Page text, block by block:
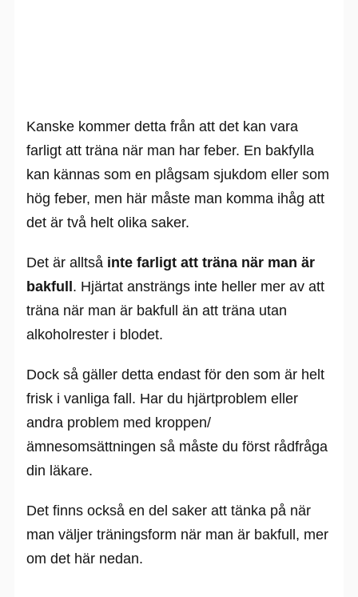
Kanske kommer detta från att det kan vara
farligt att träna när man har feber. En bakfylla
kan kännas som en plågsam sjukdom eller som
hög feber, men här måste man komma ihåg att
det är två helt olika saker.
Det är alltså inte farligt att träna när man är
bakfull . Hjärtat ansträngs inte heller mer av att
träna när man är bakfull än att träna utan
alkoholrester i blodet.
Dock så gäller detta endast för den som är helt
frisk i vanliga fall. Har du hjärtproblem eller
andra problem med kroppen/
ämnesomsättningen så måste du först rådfråga
din läkare.
Det finns också en del saker att tänka på när
man väljer träningsform när man är bakfull, mer
om det här nedan.